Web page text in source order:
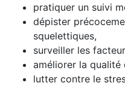
pratiquer un suivi
dépister
squelettiques,
surveiller les
améliorer la qualité
lutter contre le